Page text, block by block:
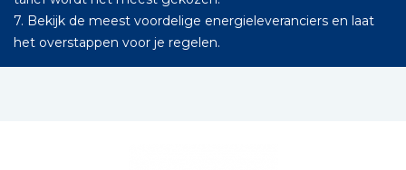
7. Bekijk de meest voordelige energieleveranciers en laat
het overstappen voor je regelen.